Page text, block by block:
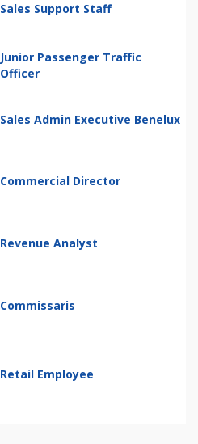
Sales Support Staff
Junior Passenger Traffic
Officer
Sales Admin Executive Benelux
Commercial Director
Revenue Analyst
Commissaris
Retail Employee